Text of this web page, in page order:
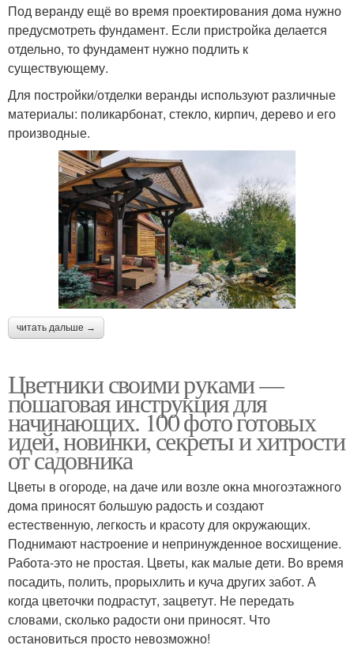
Под веранду ещё во время проектирования дома нужно
предусмотреть фундамент. Если пристройка делается
отдельно, то фундамент нужно подлить к
существующему.
Для постройки/отделки веранды используют различные
материалы: поликарбонат, стекло, кирпич, дерево и его
производные.
читать дальше →
Цветники своими руками —
пошаговая инструкция для
начинающих. 100 фото готовых
идей, новинки, секреты и хитрости
от садовника
Цветы в огороде, на даче или возле окна многоэтажного
дома приносят большую радость и создают
естественную, легкость и красоту для окружающих.
Поднимают настроение и непринужденное восхищение.
Работа-это не простая. Цветы, как малые дети. Во время
посадить, полить, прорыхлить и куча других забот. А
когда цветочки подрастут, зацветут. Не передать
словами, сколько радости они приносят. Что
остановиться просто невозможно!